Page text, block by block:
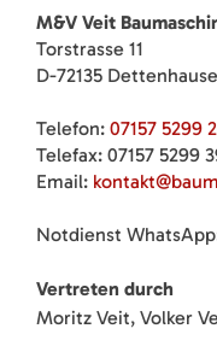
M&V Veit
Torstrasse 11
D-72135
Telefon: 07157 5299
Telefax: 07157 5299
Email:
Notdienst
Vertreten durch
Moritz Veit, Volker